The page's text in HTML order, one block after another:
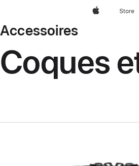
AppleStore
Accessoires
Coques